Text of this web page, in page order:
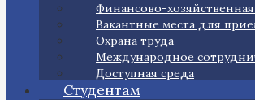
Финансово-
Вакантные места для
Охрана труда
Международное
Доступная среда
Студентам